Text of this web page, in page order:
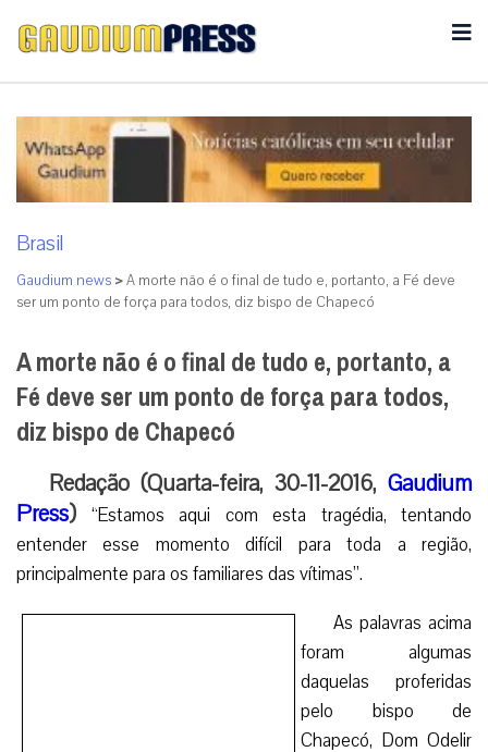
Brasil
Gaudium news >A morte não é o final de tudo e, portanto, a Fé deve
ser um ponto de força para todos, diz bispo de Chapecó
A morte não é o final de tudo e, portanto, a
Fé deve ser um ponto de força para todos,
diz bispo de Chapecó
Redação (Quarta-feira, 30-11-2016, Gaudium
Press) “Estamos aqui com esta tragédia, tentando
entender esse momento difícil para toda a região,
principalmente para os familiares das vítimas”.
As palavras acima foram algumas daquelas proferidas
pelo bispo de Chapecó, Dom Odelir José Magri. Em
entrevista concedida à Rádio Vaticano, o prelado comentou
o lamentável episódio do desastre aéreo em Medellín, na
Colômbia, que terminou com as mortes de jogadores e